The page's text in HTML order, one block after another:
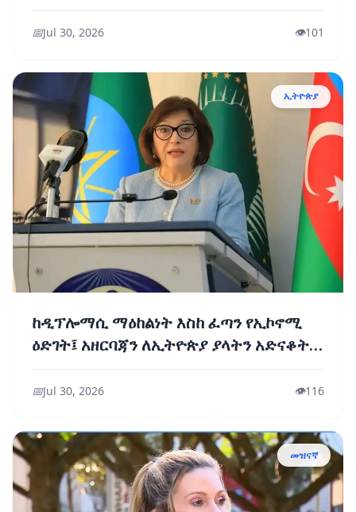
📅Jul 30, 2026 👁️101
ኢትዮጵያ
ከዲፕሎማሲ ማዕከልነት እስከ ፈጣን የኢኮኖሚ
ዕድገት፤ አዘርባጃን ለኢትዮጵያ ያላትን አድናቆትና
ትብብር ቃል ኪዳን አረጋገጠች
📅Jul 30, 2026 👁️116
መዝናኛ